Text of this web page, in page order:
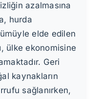
azalmasına
hurda
elde edilen
ülke ekonomisine
Geri
kaynakların
sağlanırken,